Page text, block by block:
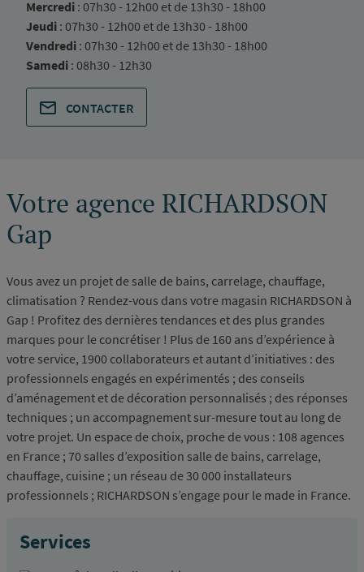
Mercredi : 07h30 - 12h00 et de 13h30 - 18h00
Jeudi : 07h30 - 12h00 et de 13h30 - 18h00
Vendredi : 07h30 - 12h00 et de 13h30 - 18h00
Samedi : 08h30 - 12h30
CONTACTER
Votre agence RICHARDSON
Gap
Vous avez un projet de salle de bains, carrelage, chauffage,
climatisation ? Rendez-vous dans votre magasin RICHARDSON à
Gap ! Profitez des dernières tendances et des plus grandes
marques pour le concrétiser ! Plus de 160 ans d’expérience à
votre service, 1900 collaborateurs et autant d’initiatives : des
professionnels engagés en expérimentés ; des conseils
d’aménagement et de décoration personnalisés ; des réponses
techniques ; un accompagnement sur-mesure tout au long de
votre projet. Un espace de choix, proche de vous : 108 agences
en France ; 70 salles d’exposition salle de bains, carrelage,
chauffage, cuisine ; un réseau de 30 000 installateurs
professionnels ; RICHARDSON s’engage pour le made in France.
Services